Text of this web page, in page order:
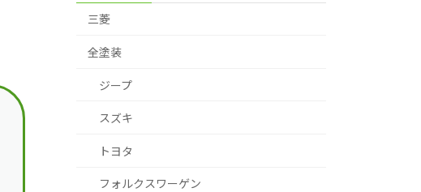
三菱
全塗装
ジープ
スズキ
トヨタ
フォルクスワーゲン